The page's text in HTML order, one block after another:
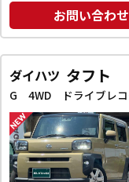
お問い合わせ
ダイハツ タフト